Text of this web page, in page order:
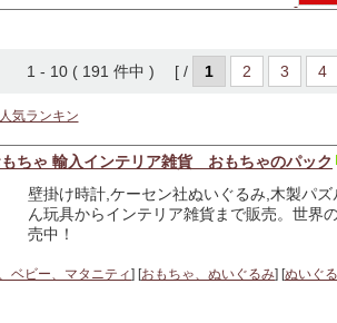
1 - 10 ( 191 件中 ) [ / 1 2 3 4
人気ランキン
ちゃ 輸入インテリア雑貨 おもちゃのパック
壁掛け時計,ケーセン社ぬいぐるみ,木製パ
ん玩具からインテリア雑貨まで販売。世界
売中！
ベビー、マタニティ] [おもちゃ、ぬいぐるみ] [ぬいぐ